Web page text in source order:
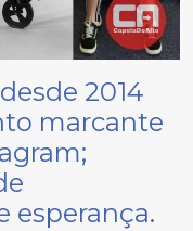
2014
marcante
esperança.